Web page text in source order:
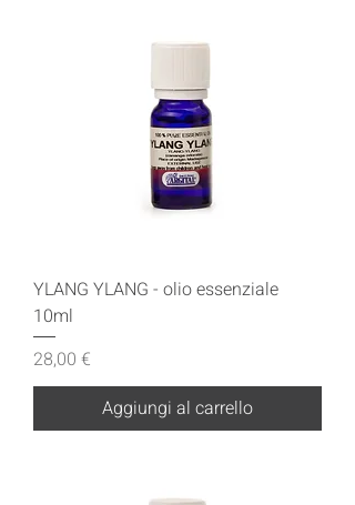
YLANG YLANG - olio essenziale
10ml
Prezzo
28,00 €
Aggiungi al carrello